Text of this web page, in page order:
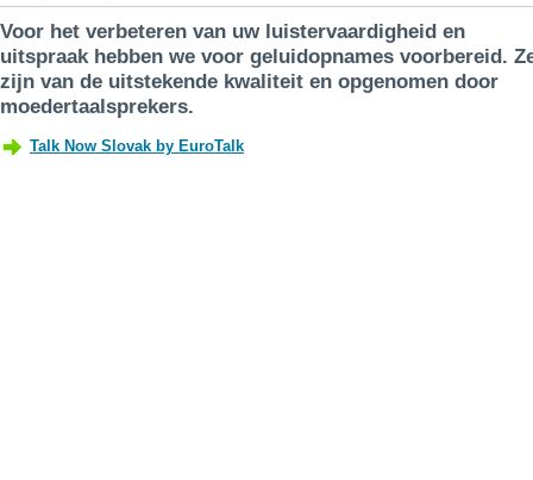
Voor het verbeteren van uw luistervaardigheid en
uitspraak hebben we voor geluidopnames voorbereid.
zijn van de uitstekende kwaliteit en opgenomen door
moedertaalsprekers.